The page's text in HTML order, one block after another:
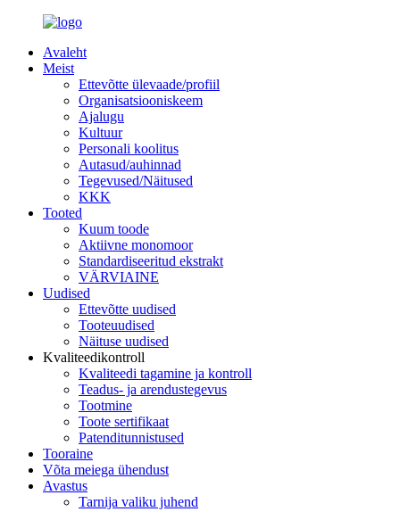
Avaleht
Meist
Ettevõtte ülevaade/profiil
Organisatsiooniskeem
Ajalugu
Kultuur
Personali koolitus
Autasud/auhinnad
Tegevused/Näitused
KKK
Tooted
Kuum toode
Aktiivne monomoor
Standardiseeritud ekstrakt
VÄRVIAINE
Uudised
Ettevõtte uudised
Tooteuudised
Näituse uudised
Kvaliteedikontroll
Kvaliteedi tagamine ja kontroll
Teadus- ja arendustegevus
Tootmine
Toote sertifikaat
Patenditunnistused
Tooraine
Võta meiega ühendust
Avastus
Tarnija valiku juhend